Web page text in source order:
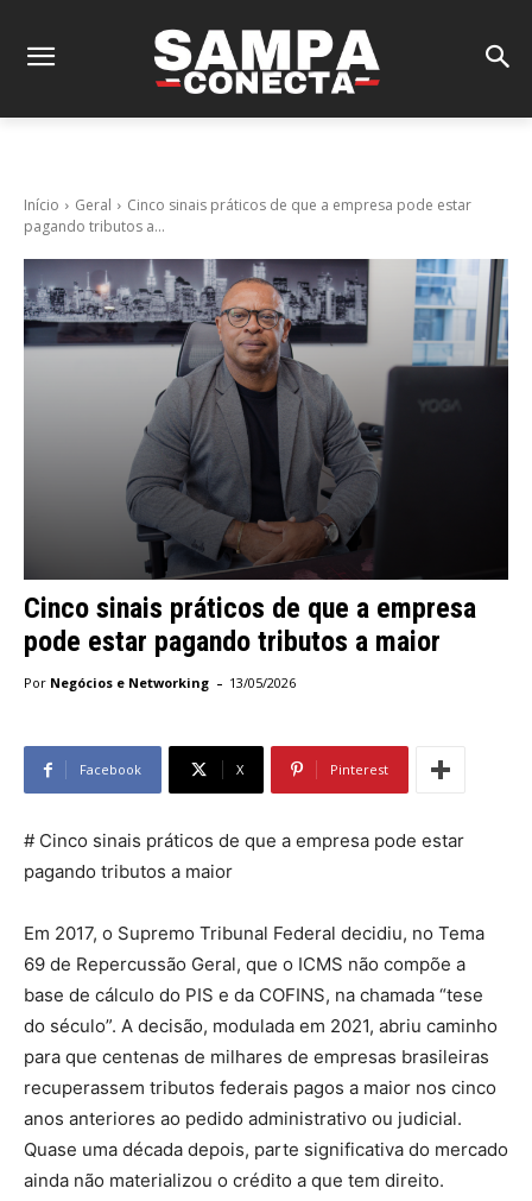
Início Geral
Cinco sinais práticos de que a empresa pode estar
pagando tributos a...
Cinco sinais práticos de que a empresa
pode estar pagando tributos a maior
Por Negócios e Networking - 13/05/2026
Facebook X Pinterest
# Cinco sinais práticos de que a empresa pode estar
pagando tributos a maior
Em 2017, o Supremo Tribunal Federal decidiu, no Tema
69 de Repercussão Geral, que o ICMS não compõe a
base de cálculo do PIS e da COFINS, na chamada “tese
do século”. A decisão, modulada em 2021, abriu caminho
para que centenas de milhares de empresas brasileiras
recuperassem tributos federais pagos a maior nos cinco
anos anteriores ao pedido administrativo ou judicial.
Quase uma década depois, parte significativa do mercado
ainda não materializou o crédito a que tem direito.